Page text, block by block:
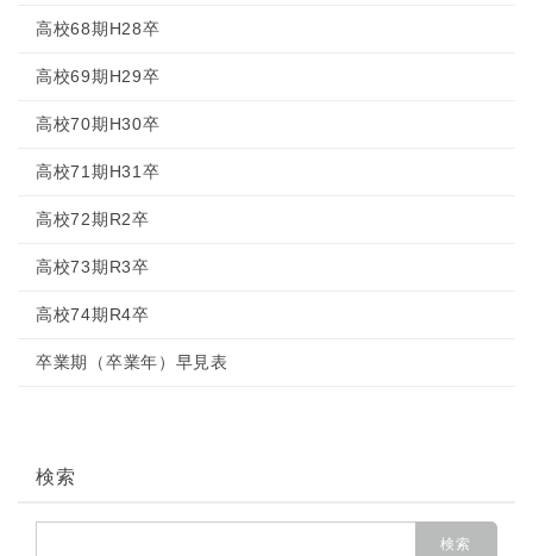
高校68期H28卒
高校69期H29卒
高校70期H30卒
高校71期H31卒
高校72期R2卒
高校73期R3卒
高校74期R4卒
卒業期（卒業年）早見表
検索